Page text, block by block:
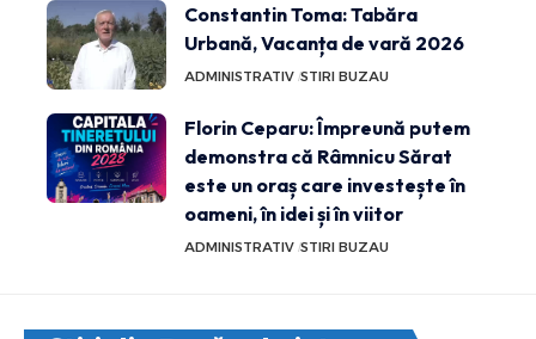
Constantin Toma: Tabăra
Urbană, Vacanța de vară 2026
ADMINISTRATIV STIRI BUZAU
Florin Ceparu: Împreună putem
demonstra că Râmnicu Sărat
este un oraș care investește în
oameni, în idei și în viitor
ADMINISTRATIV STIRI BUZAU